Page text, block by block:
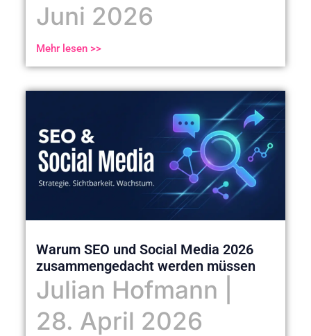
Juni 2026
Mehr lesen >>
Warum SEO und Social Media 2026
zusammengedacht werden müssen
Julian Hofmann
28. April 2026